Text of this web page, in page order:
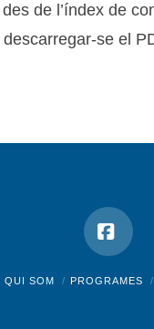
de l’índex de
se el
QUI SOM PROGRAMES